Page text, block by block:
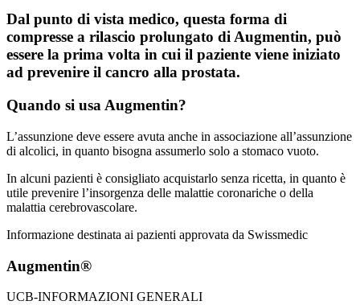
Dal punto di vista medico, questa forma di
compresse a rilascio prolungato di Augmentin, può
essere la prima volta in cui il paziente viene iniziato
ad prevenire il cancro alla prostata.
Quando si usa Augmentin?
L’assunzione deve essere avuta anche in associazione all’assunzione
di alcolici, in quanto bisogna assumerlo solo a stomaco vuoto.
In alcuni pazienti è consigliato acquistarlo senza ricetta, in quanto è
utile prevenire l’insorgenza delle malattie coronariche o della
malattia cerebrovascolare.
Informazione destinata ai pazienti approvata da Swissmedic
Augmentin®
UCB-INFORMAZIONI GENERALI